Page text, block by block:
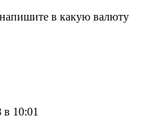
в какую валюту
в 10:01